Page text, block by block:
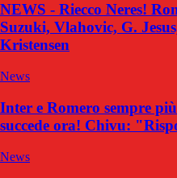
NEWS - Riecco Neres!
Suzuki, Vlahovic, G.
Kristensen
News
Inter e Romero sempre
succede ora! Chivu:
News